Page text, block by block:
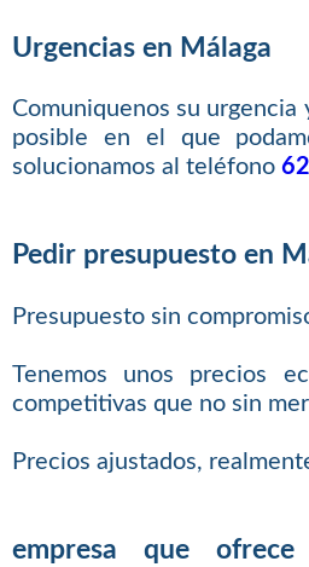
Urgencias en Málaga
Comuniquenos su
posible en el que
solucionamos al teléfono
Pedir presupuesto en
Presupuesto sin
Tenemos unos precios
competitivas que no sin
Precios ajustados,
empresa que